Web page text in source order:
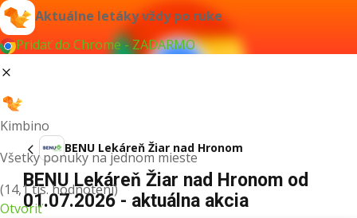
Aktuálne letáky vždy po ruke
Pridať do Chrome - ZADARMO
Kimbino
Všetky ponuky na jednom mieste
(14,1 tis. hodnotení)
Otvoriť
BENU Lekáreň Žiar nad Hronom
BENU Lekáreň Žiar nad Hronom od
01.07.2026 - aktuálna akcia